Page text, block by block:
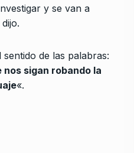
y se van a
de las palabras:
nos sigan robando la
«.